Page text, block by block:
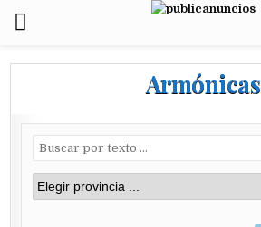
Armónicas